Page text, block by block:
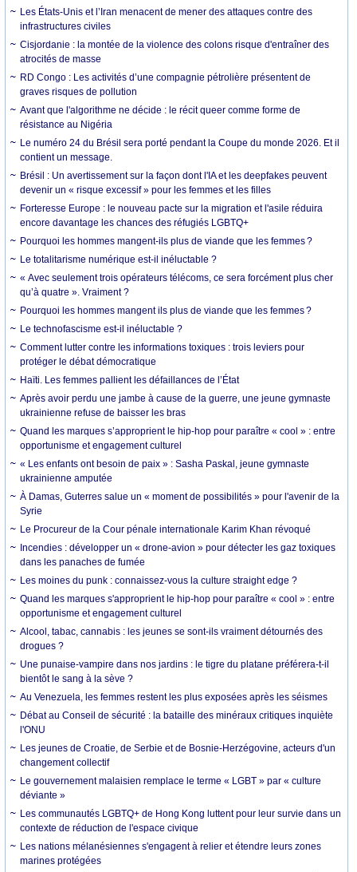
Les États-Unis et l’Iran menacent de mener des attaques contre des
infrastructures civiles
Cisjordanie : la montée de la violence des colons risque d'entraîner des
atrocités de masse
RD Congo : Les activités d’une compagnie pétrolière présentent de
graves risques de pollution
Avant que l'algorithme ne décide : le récit queer comme forme de
résistance au Nigéria
Le numéro 24 du Brésil sera porté pendant la Coupe du monde 2026. Et il
contient un message.
Brésil : Un avertissement sur la façon dont l'IA et les deepfakes peuvent
devenir un « risque excessif » pour les femmes et les filles
Forteresse Europe : le nouveau pacte sur la migration et l'asile réduira
encore davantage les chances des réfugiés LGBTQ+
Pourquoi les hommes mangent-ils plus de viande que les femmes ?
Le totalitarisme numérique est-il inéluctable ?
« Avec seulement trois opérateurs télécoms, ce sera forcément plus cher
qu’à quatre ». Vraiment ?
Pourquoi les hommes mangent ils plus de viande que les femmes ?
Le technofascisme est-il inéluctable ?
Comment lutter contre les informations toxiques : trois leviers pour
protéger le débat démocratique
Haïti. Les femmes pallient les défaillances de l’État
Après avoir perdu une jambe à cause de la guerre, une jeune gymnaste
ukrainienne refuse de baisser les bras
Quand les marques s’approprient le hip-hop pour paraître « cool » : entre
opportunisme et engagement culturel
« Les enfants ont besoin de paix » : Sasha Paskal, jeune gymnaste
ukrainienne amputée
À Damas, Guterres salue un « moment de possibilités » pour l'avenir de la
Syrie
Le Procureur de la Cour pénale internationale Karim Khan révoqué
Incendies : développer un « drone-avion » pour détecter les gaz toxiques
dans les panaches de fumée
Les moines du punk : connaissez-vous la culture straight edge ?
Quand les marques s'approprient le hip-hop pour paraître « cool » : entre
opportunisme et engagement culturel
Alcool, tabac, cannabis : les jeunes se sont-ils vraiment détournés des
drogues ?
Une punaise-vampire dans nos jardins : le tigre du platane préférera-t-il
bientôt le sang à la sève ?
Au Venezuela, les femmes restent les plus exposées après les séismes
Débat au Conseil de sécurité : la bataille des minéraux critiques inquiète
l'ONU
Les jeunes de Croatie, de Serbie et de Bosnie-Herzégovine, acteurs d'un
changement collectif
Le gouvernement malaisien remplace le terme « LGBT » par « culture
déviante »
Les communautés LGBTQ+ de Hong Kong luttent pour leur survie dans un
contexte de réduction de l'espace civique
Les nations mélanésiennes s'engagent à relier et étendre leurs zones
marines protégées